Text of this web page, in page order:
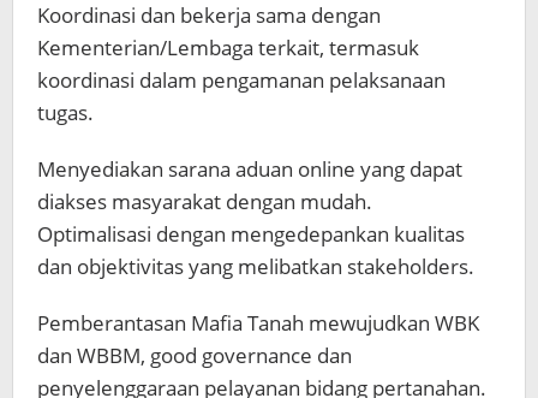
Koordinasi dan bekerja sama dengan
Kementerian/Lembaga terkait, termasuk
koordinasi dalam pengamanan pelaksanaan
tugas.
Menyediakan sarana aduan online yang dapat
diakses masyarakat dengan mudah.
Optimalisasi dengan mengedepankan kualitas
dan objektivitas yang melibatkan stakeholders.
Pemberantasan Mafia Tanah mewujudkan WBK
dan WBBM, good governance dan
penyelenggaraan pelayanan bidang pertanahan.